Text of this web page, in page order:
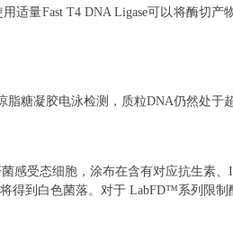
适量Fast T4 DNA Ligase可以将酶切
糖凝胶电泳检测，质粒DNA仍然处于
感受态细胞，涂布在含有对应抗生素
得到白色菌落。对于 LabFD™系列限